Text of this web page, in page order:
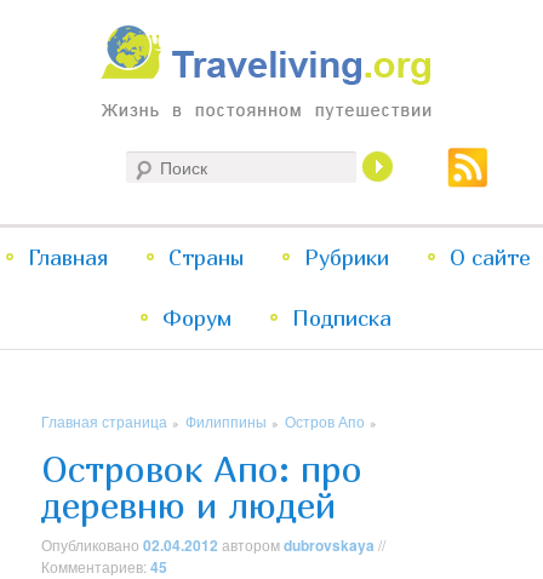
Traveliving
Жизнь в постоянном путешествии
меню
Перейти
к
Перейти
к
Главная Страны Рубрики О сайте
Форум Подписка
Главная страница »Филиппины »Остров Апо »
Островок Апо: про
деревню и людей
Опубликовано02.04.2012 авторомdubrovskaya //
Комментариев:45